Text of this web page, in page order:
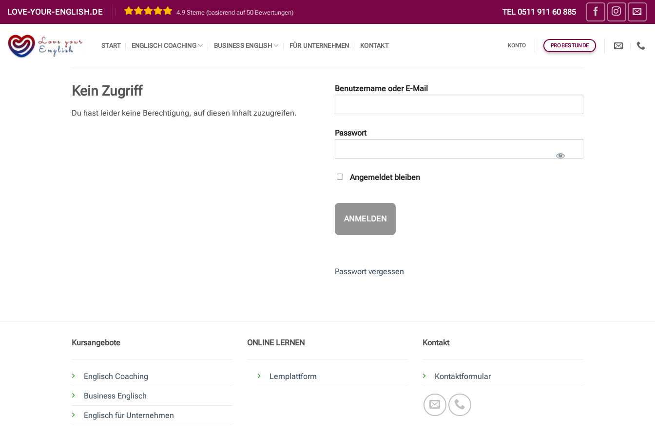
Zum
Inhalt
LOVE-YOUR-ENGLISH.DE 4.9 Sterne (basierend auf 50 Bewertungen) TEL0511 911 60 885
START ENGLISCH COACHING BUSINESS ENGLISH FÜR UNTERNEHMEN KONTAKT KONTO PROBESTUNDE
Kein Zugriff
Du hast leider keine Berechtigung, auf diesen Inhalt zuzugreifen.
Benutzername oder E-Mail
Passwort
Angemeldet bleiben
Passwort vergessen
Kursangebote
Englisch Coaching
Business Englisch
Englisch für Unternehmen
ONLINE LERNEN
Lernplattform
Kontakt
Kontaktformular